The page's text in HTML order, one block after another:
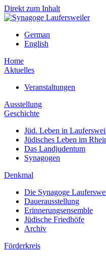
Direkt zum Inhalt
German
English
Home
Aktuelles
Veranstaltungen
Ausstellung
Geschichte
Jüd. Leben in
Jüdisches Leben im
Das Landjudentum
Synagogen
Denkmal
Die Synagoge
Dauerausstellung
Erinnerungsensemble
Jüdische Friedhöfe
Archiv
Förderkreis